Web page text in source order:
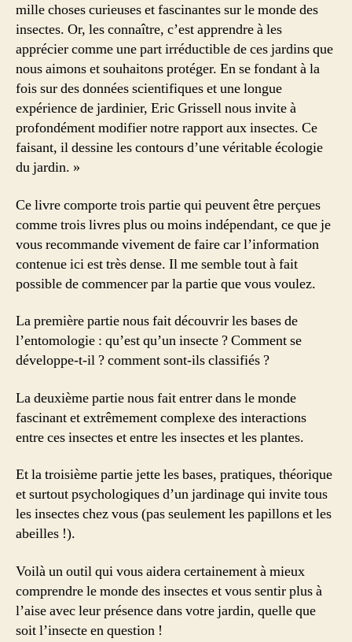
mille choses curieuses et fascinantes sur le monde des
insectes. Or, les connaître, c’est apprendre à les
apprécier comme une part irréductible de ces jardins que
nous aimons et souhaitons protéger. En se fondant à la
fois sur des données scientifiques et une longue
expérience de jardinier, Eric Grissell nous invite à
profondément modifier notre rapport aux insectes. Ce
faisant, il dessine les contours d’une véritable écologie
du jardin. »
Ce livre comporte trois partie qui peuvent être perçues
comme trois livres plus ou moins indépendant, ce que je
vous recommande vivement de faire car l’information
contenue ici est très dense. Il me semble tout à fait
possible de commencer par la partie que vous voulez.
La première partie nous fait découvrir les bases de
l’entomologie : qu’est qu’un insecte ? Comment se
développe-t-il ? comment sont-ils classifiés ?
La deuxième partie nous fait entrer dans le monde
fascinant et extrêmement complexe des interactions
entre ces insectes et entre les insectes et les plantes.
Et la troisième partie jette les bases, pratiques, théorique
et surtout psychologiques d’un jardinage qui invite tous
les insectes chez vous (pas seulement les papillons et les
abeilles !).
Voilà un outil qui vous aidera certainement à mieux
comprendre le monde des insectes et vous sentir plus à
l’aise avec leur présence dans votre jardin, quelle que
soit l’insecte en question !